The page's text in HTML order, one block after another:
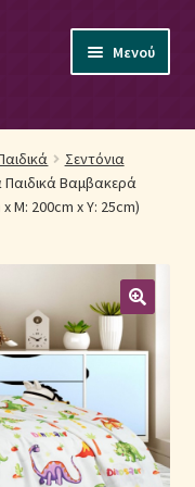
Μενού
Σεντόνια
Παιδικά Βαμβακερά
Μ: 200cm x Υ: 25cm)